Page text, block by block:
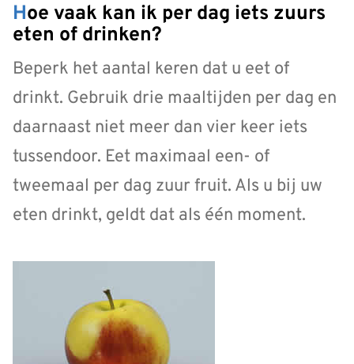
Hoe vaak kan ik per dag iets zuurs
eten of drinken?
Beperk het aantal keren dat u eet of
drinkt. Gebruik drie maaltijden per dag en
daarnaast niet meer dan vier keer iets
tussendoor. Eet maximaal een- of
tweemaal per dag zuur fruit. Als u bij uw
eten drinkt, geldt dat als één moment.